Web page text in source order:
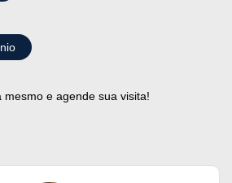
e agende sua visita!